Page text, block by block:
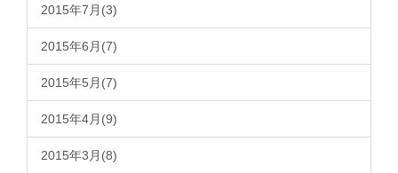
2015年7月(3)
2015年6月(7)
2015年5月(7)
2015年4月(9)
2015年3月(8)